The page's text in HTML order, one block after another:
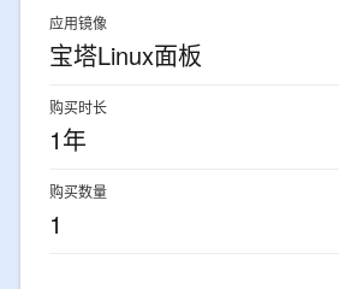
应用镜像
宝塔Linux面板
购买时长
1年
购买数量
1